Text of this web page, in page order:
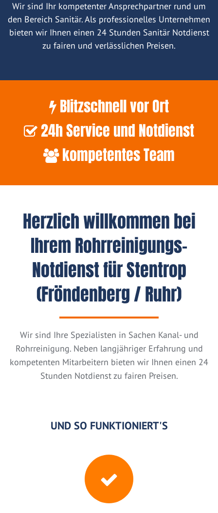
Wir sind Ihr kompetenter Ansprechpartner rund um
den Bereich Sanitär. Als professionelles Unternehmen
bieten wir Ihnen einen 24 Stunden Sanitär Notdienst
zu fairen und verlässlichen Preisen.
Blitzschnell vor Ort
24h Service und Notdienst
kompetentes Team
Herzlich willkommen bei
Ihrem Rohrreinigungs-
Notdienst für Stentrop
(Fröndenberg / Ruhr)
Wir sind Ihre Spezialisten in Sachen Kanal- und
Rohrreinigung. Neben langjähriger Erfahrung und
kompetenten Mitarbeitern bieten wir Ihnen einen 24
Stunden Notdienst zu fairen Preisen.
UND SO FUNKTIONIERT'S